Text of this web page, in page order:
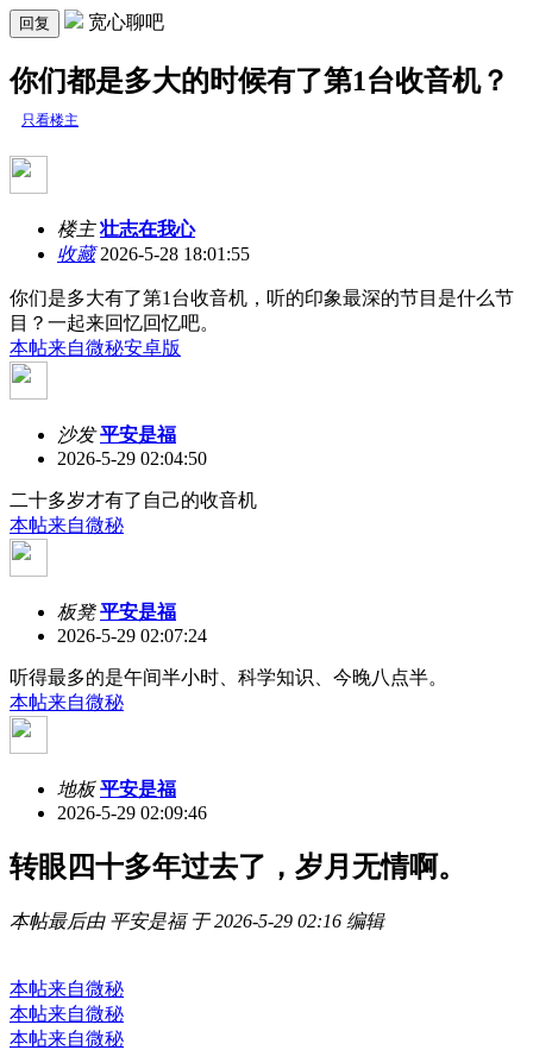
回复 宽心聊吧
你们都是多大的时候有了第1台收音机？
只看楼主
楼主 壮志在我心
收藏2026-5-28 18:01:55
你们是多大有了第1台收音机，听的印象最深的节目是什么节
目？一起来回忆回忆吧。
本帖来自微秘安卓版
沙发 平安是福
2026-5-29 02:04:50
二十多岁才有了自己的收音机
本帖来自微秘
板凳 平安是福
2026-5-29 02:07:24
听得最多的是午间半小时、科学知识、今晚八点半。
本帖来自微秘
地板 平安是福
2026-5-29 02:09:46
转眼四十多年过去了，岁月无情啊。
本帖最后由 平安是福 于 2026-5-29 02:16 编辑
本帖来自微秘
本帖来自微秘
本帖来自微秘